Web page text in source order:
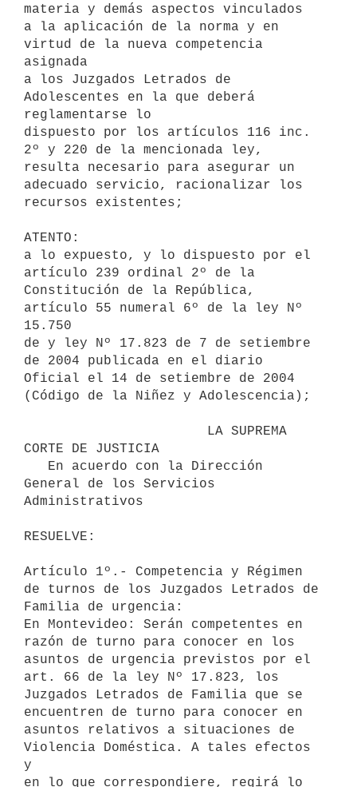
materia y demás aspectos vinculados
a la aplicación de la norma y en
virtud de la nueva competencia
asignada
a los Juzgados Letrados de
Adolescentes en la que deberá
reglamentarse lo
dispuesto por los artículos 116 inc.
2º y 220 de la mencionada ley,
resulta necesario para asegurar un
adecuado servicio, racionalizar los
recursos existentes;
ATENTO:
a lo expuesto, y lo dispuesto por el
artículo 239 ordinal 2º de la
Constitución de la República,
artículo 55 numeral 6º de la ley Nº
15.750
de y ley Nº 17.823 de 7 de setiembre
de 2004 publicada en el diario
Oficial el 14 de setiembre de 2004
(Código de la Niñez y Adolescencia);
CORTE DE JUSTICIA
General de los Servicios
Administrativos
RESUELVE:
Artículo 1º.- Competencia y Régimen
de turnos de los Juzgados Letrados de
Familia de urgencia:
En Montevideo: Serán competentes en
razón de turno para conocer en los
asuntos de urgencia previstos por el
art. 66 de la ley Nº 17.823, los
Juzgados Letrados de Familia que se
encuentren de turno para conocer en
asuntos relativos a situaciones de
Violencia Doméstica. A tales efectos
y
en lo que correspondiere, regirá lo